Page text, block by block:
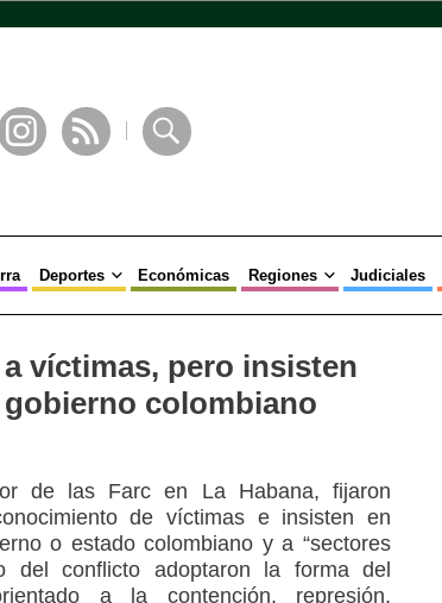
Deportes Económicas Regiones Judiciales
víctimas, pero insisten
colombiano
de las Farc en La Habana, fijaron
de víctimas e insisten en
o estado colombiano y a “sectores
del conflicto adoptaron la forma del
a la contención, represión,